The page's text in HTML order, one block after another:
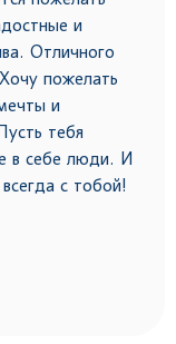
и
Отличного
пожелать
и
тебя
в себе люди. И
с тобой!